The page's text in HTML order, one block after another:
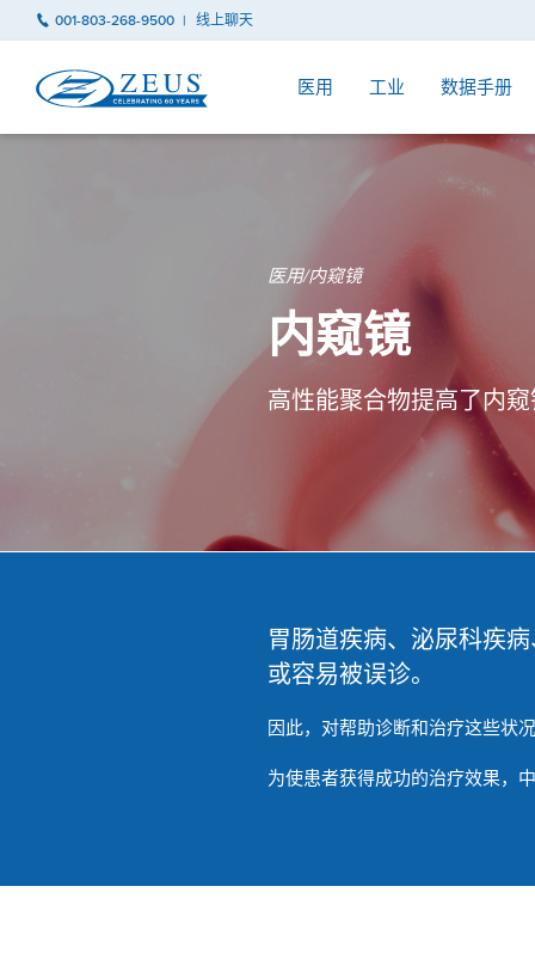
001-803-268-9500 线上聊天
医用 工业 数据手册
医用/内窥镜
内窥镜
高性能聚合物提高了内
胃肠道疾病、泌尿科疾
或容易被误诊。
因此，对帮助诊断和治疗这些状
为使患者获得成功的治疗效果，